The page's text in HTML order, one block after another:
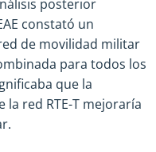
posterior
constató un
de movilidad militar
para todos los
que la
red RTE-T mejoraría